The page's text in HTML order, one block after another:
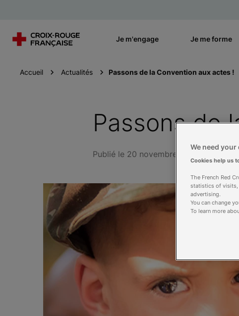
Je m'engage Je me forme
Accueil Actualités Passons de la Convention aux actes !
Passons de
Publié le 20 novembre 2019
We need your
Cookies help us
The French Red
statistics of visits,
advertising.
You can change
To learn more